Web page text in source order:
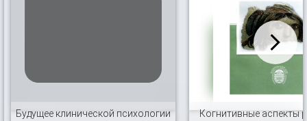
Будущее клинической психологии
Когнитивные аспекты